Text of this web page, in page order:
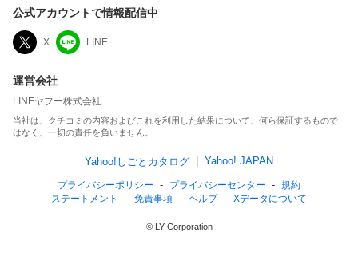
公式アカウントで情報配信中
X LINE
運営会社
LINEヤフー株式会社
当社は、クチコミの内容およびこれを利用した結果について、何ら保証するもので
はなく、一切の責任を負いません。
Yahoo!しごとカタログ Yahoo! JAPAN
プライバシーポリシー プライバシーセンター
規約
ステートメント
免責事項 ヘルプ Xデータについて
© LY Corporation